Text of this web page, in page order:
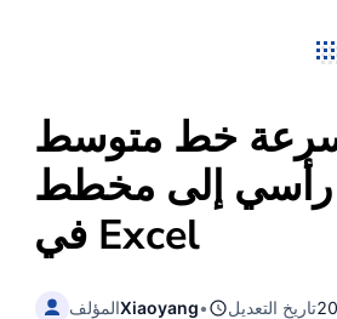
خط متوسط
رأسي إلى مخطط
في Excel
المؤلفXiaoyang• تاريخ التعديل